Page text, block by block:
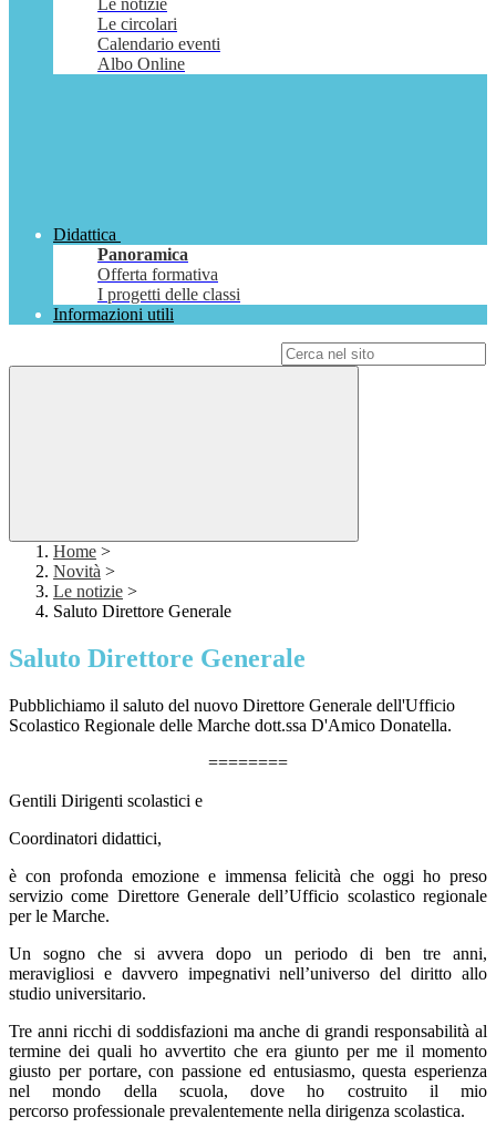
Le notizie
Le circolari
Calendario eventi
Albo Online
Didattica
Panoramica
Offerta formativa
I progetti delle classi
Informazioni utili
Home >
Novità >
Le notizie >
Saluto Direttore Generale
Saluto Direttore Generale
Pubblichiamo il saluto del nuovo Direttore Generale dell'Ufficio
Scolastico Regionale delle Marche dott.ssa D'Amico Donatella.
========
Gentili Dirigenti scolastici e
Coordinatori didattici,
è con profonda emozione e immensa felicità che oggi ho preso
servizio come Direttore Generale dell’Ufficio scolastico regionale
per le Marche.
Un sogno che si avvera dopo un periodo di ben tre anni,
meravigliosi e davvero impegnativi nell’universo del diritto allo
studio universitario.
Tre anni ricchi di soddisfazioni ma anche di grandi responsabilità al
termine dei quali ho avvertito che era giunto per me il momento
giusto per portare, con passione ed entusiasmo, questa esperienza
nel mondo della scuola, dove ho costruito il mio
percorso professionale prevalentemente nella dirigenza scolastica.